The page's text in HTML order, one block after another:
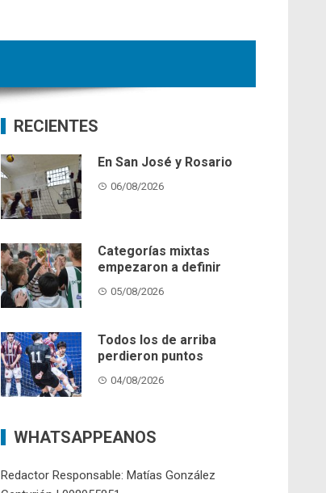
RECIENTES
En San José y Rosario
06/08/2026
Categorías mixtas
empezaron a definir
05/08/2026
Todos los de arriba
perdieron puntos
04/08/2026
WHATSAPPEANOS
Redactor Responsable: Matías González